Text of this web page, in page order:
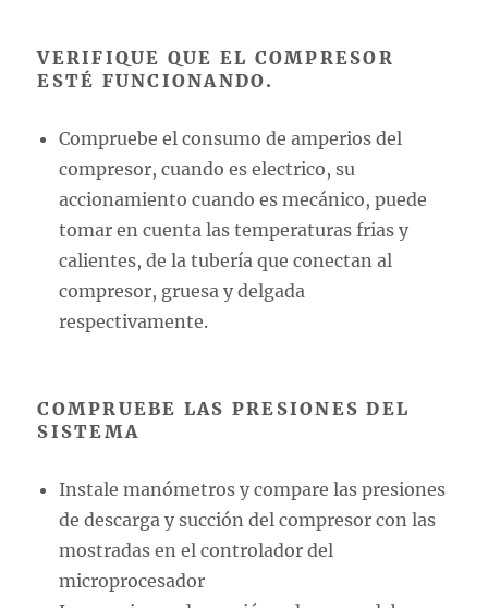
VERIFIQUE QUE EL COMPRESOR
ESTÉ FUNCIONANDO.
Compruebe el consumo de amperios del
compresor, cuando es electrico, su
accionamiento cuando es mecánico, puede
tomar en cuenta las temperaturas frias y
calientes, de la tubería que conectan al
compresor, gruesa y delgada
respectivamente.
COMPRUEBE LAS PRESIONES DEL
SISTEMA
Instale manómetros y compare las presiones
de descarga y succión del compresor con las
mostradas en el controlador del
microprocesador